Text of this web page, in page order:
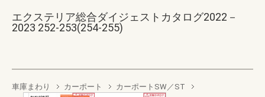
エクステリア総合ダイジェストカタログ2022－
2023 252-253(254-255)
車庫まわり カーポート カーポートSW／ST